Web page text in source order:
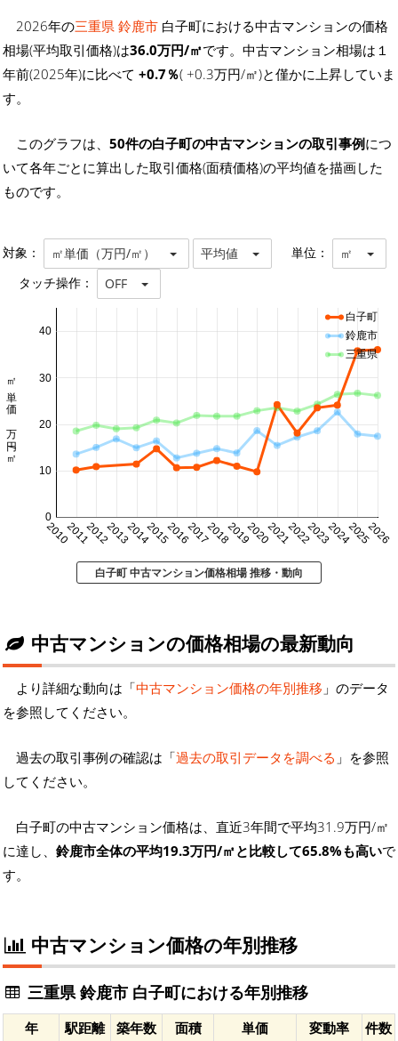
2026年の三重県 鈴鹿市 白子町における中古マンションの価格
相場(平均取引価格)は36.0万円/㎡です。中古マンション相場は１
年前(2025年)に比べて +0.7％( +0.3万円/㎡)と僅かに上昇していま
す。
このグラフは、 50件の白子町の中古マンションの取引事例につ
いて各年ごとに算出した取引価格(面積価格)の平均値を描画した
ものです。
対象： ㎡単価（万円/㎡） 平均値 単位： ㎡
タッチ操作： OFF
20102011201220132014201520162017201820192020202120222023202420252026
0
10
20
30
40
㎡単価 万円/㎡
白子町
鈴鹿市
三重県
白子町 中古マンション価格相場 推移・動向
中古マンションの価格相場の最新動向
より詳細な動向は「中古マンション価格の年別推移 」のデータ
を参照してください。
過去の取引事例の確認は「過去の取引データを調べる 」を参照
してください。
白子町の中古マンション価格は、直近3年間で平均31.9万円/㎡
に達し、 鈴鹿市全体の平均19.3万円/㎡と比較して65.8%も高いで
す。
中古マンション価格の年別推移
三重県 鈴鹿市 白子町における年別推移
年 駅距離 築年数 面積 単価 変動率 件数